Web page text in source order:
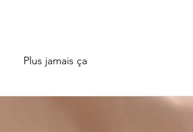
Plus jamais ça